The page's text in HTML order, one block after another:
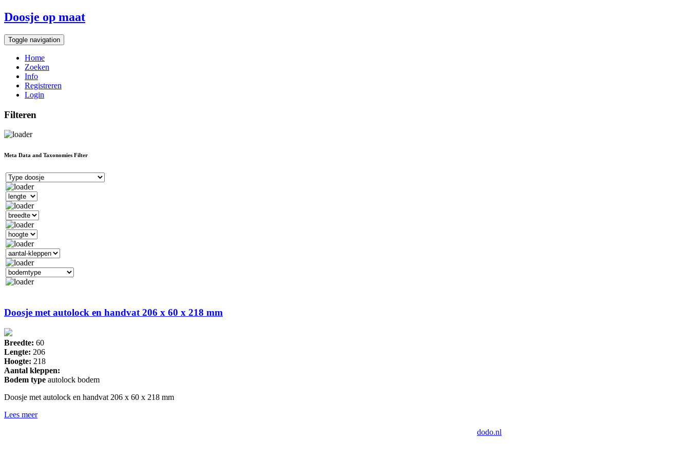
Doosje op maat
Toggle navigation
Home
Zoeken
Info
Registreren
Login
Filteren
Meta Data and Taxonomies Filter
Doosje met autolock en handvat 206 x 60 x 218 mm
Breedte: 60
Lengte: 206
Hoogte: 218
Aantal kleppen:
Bodem type autolock bodem
Doosje met autolock en handvat 206 x 60 x 218 mm
Lees meer
dodo.nl